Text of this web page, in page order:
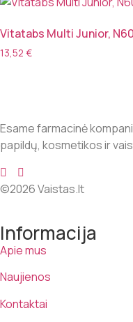
Vitatabs Multi Junior, N60
13,52 €
Esame farmacinė
papildų, kosmetikos ir
©2026 Vaistas.lt
Informacija
Apie mus
Naujienos
Kontaktai